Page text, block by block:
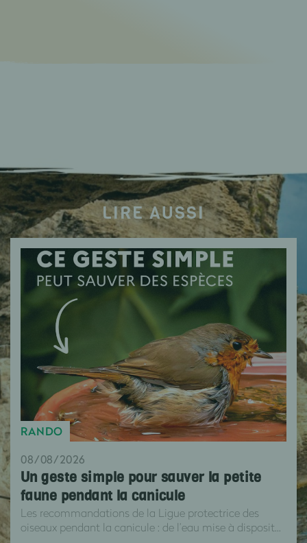
LIRE AUSSI
RANDO
08/08/2026
Un geste simple pour sauver la petite
faune pendant la canicule
Les recommandations de la Ligue protectrice des
oiseaux pendant la canicule : de l’eau mise à disposit...